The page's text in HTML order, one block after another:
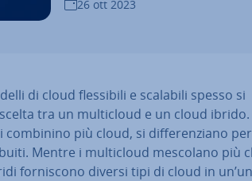
26 ott 2023
di cloud fles­si­bi­li e scalabili spesso si
tra un mul­ti­cloud e un cloud ibrido.
combinino più cloud, si dif­fe­ren­zia­no
Mentre i mul­ti­cloud mescolano più
for­ni­sco­no diversi tipi di cloud in